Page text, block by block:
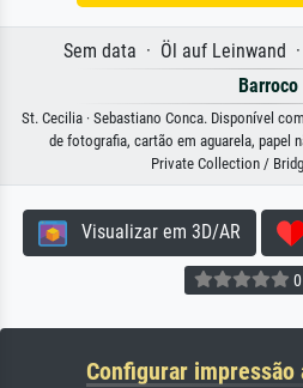
Sem data · Öl auf Leinwand
Barroco
St. Cecilia · Sebastiano Conca. Disponível
de fotografia, cartão em aguarela, papel
Private Collection /
Visualizar em 3D/AR
Configurar